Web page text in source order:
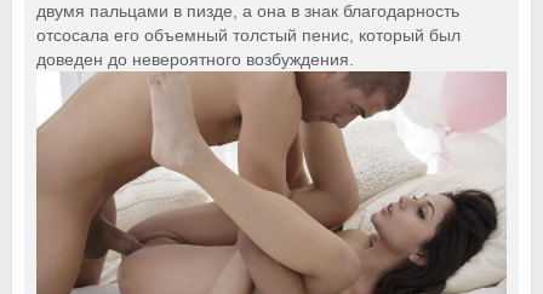
двумя пальцами в пизде, а она в знак благодарность
отсосала его объемный толстый пенис, который был
доведен до невероятного возбуждения.